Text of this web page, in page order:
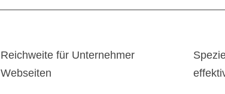
Reichweite für Unternehmer
Webseiten